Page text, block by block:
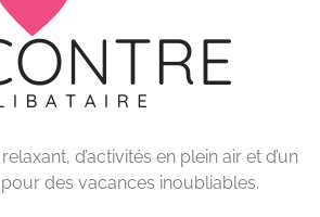
d’activités en plein air et d’un
des vacances inoubliables.